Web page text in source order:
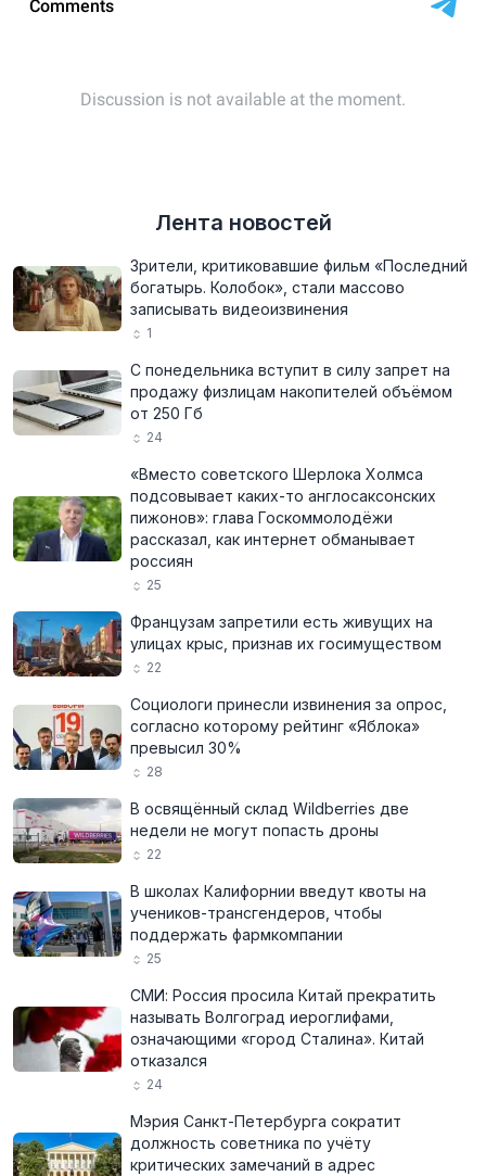
Лента новостей
Зрители, критиковавшие фильм «Последний
богатырь. Колобок», стали массово
записывать видеоизвинения
1
С понедельника вступит в силу запрет на
продажу физлицам накопителей объёмом
от 250 Гб
24
«Вместо советского Шерлока Холмса
подсовывает каких-то англосаксонских
пижонов»: глава Госкоммолодёжи
рассказал, как интернет обманывает
россиян
25
Французам запретили есть живущих на
улицах крыс, признав их госимуществом
22
Социологи принесли извинения за опрос,
согласно которому рейтинг «Яблока»
превысил 30%
28
В освящённый склад Wildberries две
недели не могут попасть дроны
22
В школах Калифорнии введут квоты на
учеников-трансгендеров, чтобы
поддержать фармкомпании
25
СМИ: Россия просила Китай прекратить
называть Волгоград иероглифами,
означающими «город Сталина». Китай
отказался
24
Мэрия Санкт-Петербурга сократит
должность советника по учёту
критических замечаний в адрес